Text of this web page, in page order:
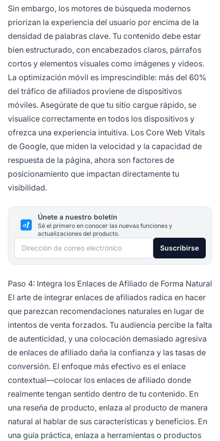
Sin embargo, los motores de búsqueda modernos
priorizan la experiencia del usuario por encima de la
densidad de palabras clave. Tu contenido debe estar
bien estructurado, con encabezados claros, párrafos
cortos y elementos visuales como imágenes y videos.
La optimización móvil es imprescindible: más del 60%
del tráfico de afiliados proviene de dispositivos
móviles. Asegúrate de que tu sitio cargue rápido, se
visualice correctamente en todos los dispositivos y
ofrezca una experiencia intuitiva. Los Core Web Vitals
de Google, que miden la velocidad y la capacidad de
respuesta de la página, ahora son factores de
posicionamiento que impactan directamente tu
visibilidad.
Únete a nuestro boletín
Sé el primero en conocer las nuevas funciones y
actualizaciones del producto.
Dirección de correo electrónico Suscribirse
Paso 4: Integra los Enlaces de Afiliado de Forma Natural
El arte de integrar enlaces de afiliados radica en hacer
que parezcan recomendaciones naturales en lugar de
intentos de venta forzados. Tu audiencia percibe la falta
de autenticidad, y una colocación demasiado agresiva
de enlaces de afiliado daña la confianza y las tasas de
conversión. El enfoque más efectivo es el enlace
contextual—colocar los enlaces de afiliado donde
realmente tengan sentido dentro de tu contenido. En
una reseña de producto, enlaza al producto de manera
natural al hablar de sus características y beneficios. En
una guía práctica, enlaza a herramientas o productos